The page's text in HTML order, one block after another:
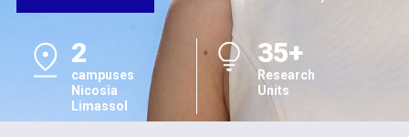
2
campuses
Nicosia
Limassol
35+
Research
Units